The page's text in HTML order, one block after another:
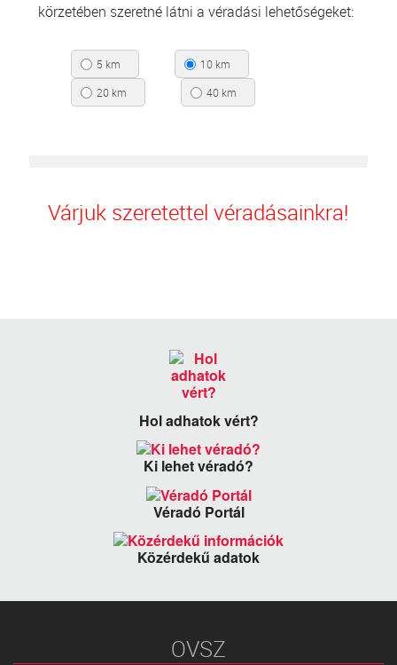
körzetében szeretné látni a véradási lehetőségeket:
5 km
10 km
20 km
40 km
Várjuk szeretettel véradásainkra!
Hol adhatok vért?
Ki lehet véradó?
Véradó Portál
Közérdekű adatok
OVSZ